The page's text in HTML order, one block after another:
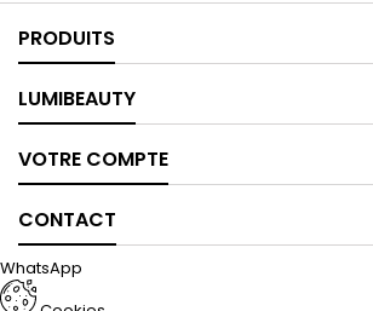
PRODUITS
LUMIBEAUTY
VOTRE COMPTE
CONTACT
WhatsApp